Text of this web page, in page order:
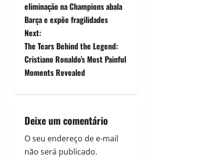
eliminação na Champions abala
Barça e expõe fragilidades
Next:
The Tears Behind the Legend:
Cristiano Ronaldo’s Most Painful
Moments Revealed
Deixe um comentário
O seu endereço de e-mail
não será publicado.